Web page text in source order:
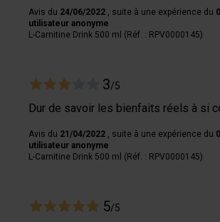
Avis du 24/06/2022 , suite à une expérience du
utilisateur anonyme
L-Carnitine Drink 500 ml (Réf. : RPV0000145)
3/5
Dur de savoir les bienfaits réels à si
Avis du 21/04/2022 , suite à une expérience du
utilisateur anonyme
L-Carnitine Drink 500 ml (Réf. : RPV0000145)
5/5